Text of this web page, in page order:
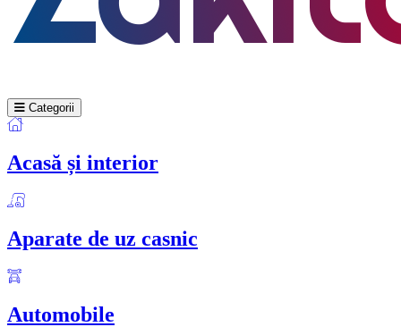
Categorii
Acasă și interior
Aparate de uz casnic
Automobile